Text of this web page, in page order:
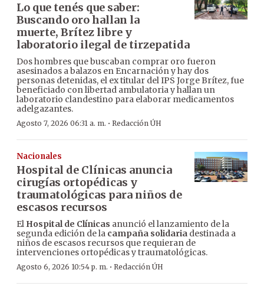
Lo que tenés que saber:
Buscando oro hallan la
muerte, Brítez libre y
laboratorio ilegal de tirzepatida
Dos hombres que buscaban comprar oro fueron
asesinados a balazos en Encarnación y hay dos
personas detenidas, el ex titular del IPS Jorge Brítez, fue
beneficiado con libertad ambulatoria y hallan un
laboratorio clandestino para elaborar medicamentos
adelgazantes.
Agosto 7, 2026 06:31 a. m. · Redacción ÚH
Nacionales
Hospital de Clínicas anuncia
cirugías ortopédicas y
traumatológicas para niños de
escasos recursos
El Hospital de Clínicas anunció el lanzamiento de la
segunda edición de la campaña solidaria destinada a
niños de escasos recursos que requieran de
intervenciones ortopédicas y traumatológicas.
Agosto 6, 2026 10:54 p. m. · Redacción ÚH